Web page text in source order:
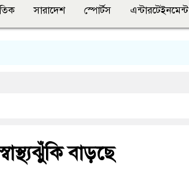
সারাদেশ স্পোর্টস এন্টারটেইনমেন্ট
বাড়ছে